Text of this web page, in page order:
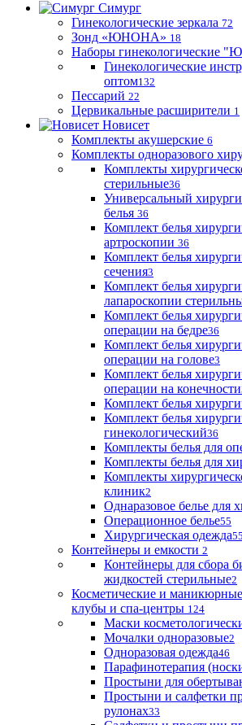
Симург
Гинекологические зеркала 72
Зонд «ЮНОНА» 18
Наборы гинекологические
Гинекологические
оптом132
Пессарий 22
Цервикальные расширители 1
Новисет
Комплекты акушерские 6
Комплекты одноразового
Комплекты
стерильные36
Универсальный
белья 36
Комплект белья
артроскопии 36
Комплект белья
сечения3
Комплект белья
лапароскопии
Комплект белья
операции на бедре36
Комплект белья
операции на голове3
Комплект белья
операции на конечности
Комплект белья
Комплект белья
гинекологический36
Комплекты белья для
Комплекты белья для
Комплекты
клиник2
Однаразовое белье для
Операционное белье55
Хирургическая одежда55
Контейнеры и емкости 2
Контейнеры для сбора
жидкостей стерильные2
Косметические и
клубы и спа-центры 124
Маски
Мочалки одноразовые2
Одноразовая одежда46
Парафинотерапия
Простыни для
Простыни и салфетки
рулонах33